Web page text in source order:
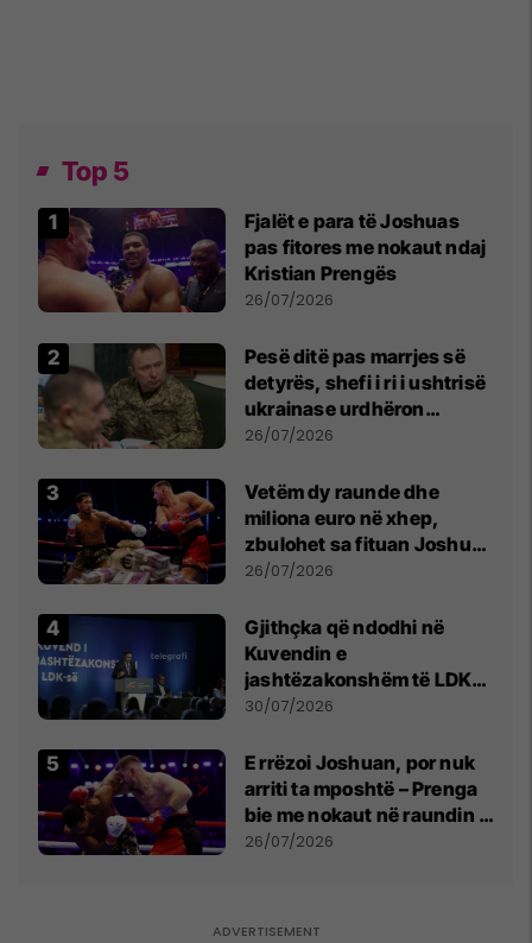
Top 5
Fjalët e para të Joshuas
pas fitores me nokaut ndaj
Kristian Prengës
26/07/2026
Pesë ditë pas marrjes së
detyrës, shefi i ri i ushtrisë
ukrainase urdhëron
kontroll të madh
26/07/2026
Vetëm dy raunde dhe
miliona euro në xhep,
zbulohet sa fituan Joshua
e Prenga
26/07/2026
Gjithçka që ndodhi në
Kuvendin e
jashtëzakonshëm të LDK-
së
30/07/2026
E rrëzoi Joshuan, por nuk
arriti ta mposhtë – Prenga
bie me nokaut në raundin e
dytë
26/07/2026